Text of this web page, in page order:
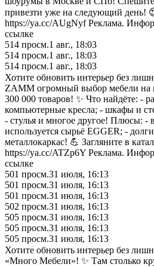
привезти уже на следующий день!
https://ya.cc/AUgNyf Реклама.
ссылке
514 просм.1 авг., 18:03
514 просм.1 авг., 18:03
514 просм.1 авг., 18:03
Хотите обновить интерьер без
ZAMM огромный выбор мебели на
300 000 товаров! ✨ Что найдёте: -
компьютерные кресла; - шкафы и
- стулья и многое другое! Плюсы: -
используется сырьё EGGER; -
металлокаркас! 💪 Загляните в
https://ya.cc/ATZp6Y Реклама.
ссылке
501 просм.31 июля, 16:13
501 просм.31 июля, 16:13
501 просм.31 июля, 16:13
502 просм.31 июля, 16:13
505 просм.31 июля, 16:13
505 просм.31 июля, 16:13
505 просм.31 июля, 16:13
Хотите обновить интерьер без
«Много Мебели»! ✨ Там столько